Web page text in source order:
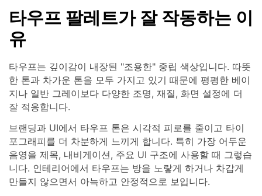
타우프 팔레트가 잘 작동하는 이
유
타우프는 깊이감이 내장된 "조용한" 중립 색상입니다. 따뜻
한 톤과 차가운 톤을 모두 가지고 있기 때문에 평평한 베이
지나 일반 그레이보다 다양한 조명, 재질, 화면 설정에 더
잘 적응합니다.
브랜딩과 UI에서 타우프 톤은 시각적 피로를 줄이고 타이
포그래피를 더 차분하게 느끼게 합니다. 특히 가장 어두운
음영을 제목, 내비게이션, 주요 UI 구조에 사용할 때 그렇습
니다. 인테리어에서 타우프는 방을 노랗게 하거나 차갑게
만들지 않으면서 아늑하고 안정적으로 보입니다.